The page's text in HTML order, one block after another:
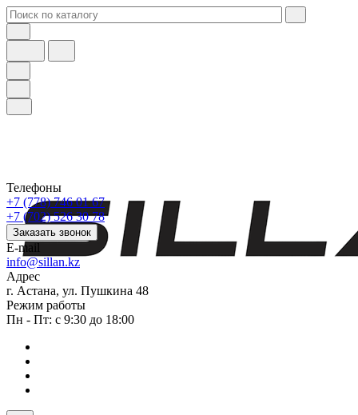
Телефоны
+7 (778) 746 01 67
+7 (702) 526 30 78
Заказать звонок
E-mail
info@sillan.kz
Адрес
г. Астана, ул. Пушкина 48
Режим работы
Пн - Пт: с 9:30 до 18:00